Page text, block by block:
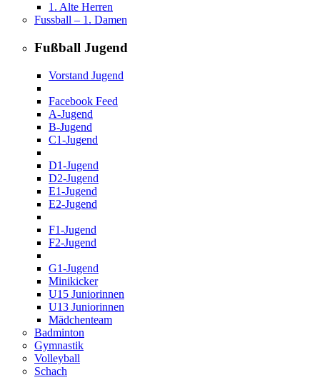
1. Alte Herren
Fussball – 1. Damen
Fußball Jugend
Vorstand Jugend
Facebook Feed
A-Jugend
B-Jugend
C1-Jugend
D1-Jugend
D2-Jugend
E1-Jugend
E2-Jugend
F1-Jugend
F2-Jugend
G1-Jugend
Minikicker
U15 Juniorinnen
U13 Juniorinnen
Mädchenteam
Badminton
Gymnastik
Volleyball
Schach